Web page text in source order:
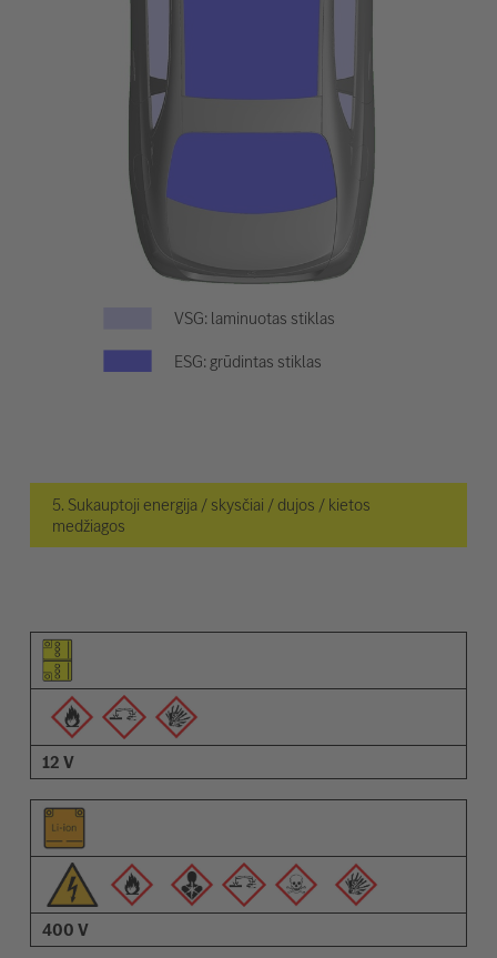
VSG: laminuotas stiklas
ESG: grūdintas stiklas
5. Sukauptoji energija / skysčiai / dujos / kietos
medžiagos
Elemento piktograma
Įspėjimų piktogramos
Aprašymas
12 V
400 V